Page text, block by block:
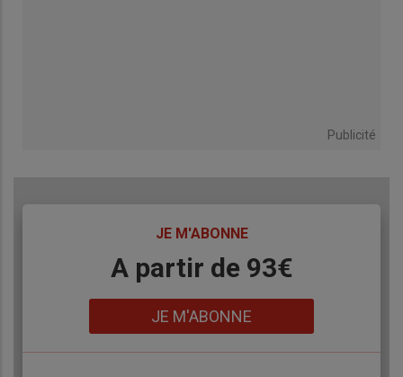
Publicité
JE M'ABONNE
A partir de 93€
JE M'ABONNE